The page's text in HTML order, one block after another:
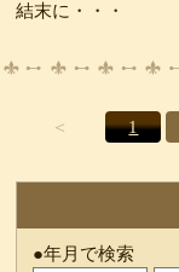
結末に・・・
＜ 1
●年月で検索